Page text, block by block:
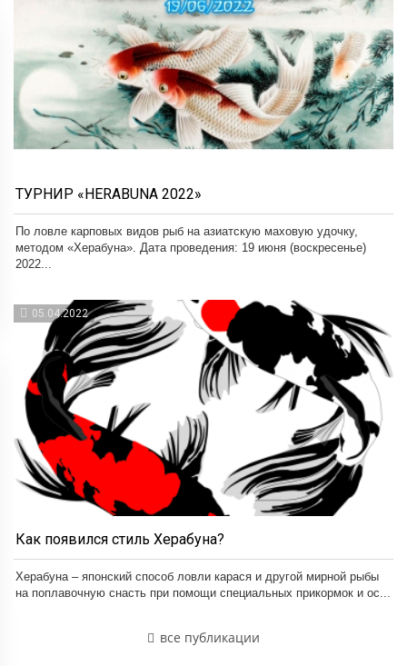
ТУРНИР «HERABUNA 2022»
По ловле карповых видов рыб на азиатскую маховую удочку,
методом «Херабуна». Дата проведения: 19 июня (воскресенье)
2022...
05.04.2022
Как появился стиль Херабуна?
Херабуна – японский способ ловли карася и другой мирной рыбы
на поплавочную снасть при помощи специальных прикормок и ос...
все публикации